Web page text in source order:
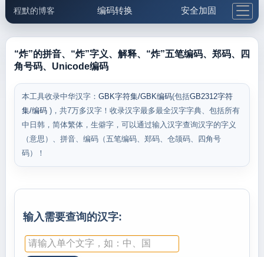
程默的博客 编码转换 安全加固
邮件工具 生活便民 更多工具
“炸”的拼音、“炸”字义、解释、“炸”五笔编码、郑码、四
角号码、Unicode编码
本工具收录中华汉字： GBK字符集/GBK编码(包括GB2312字符
集/编码 )，共7万多汉字！收录汉字最多最全汉字字典、包括所有
中日韩，简体繁体，生僻字，可以通过输入汉字查询汉字的字义
（意思）、拼音、编码（五笔编码、郑码、仓颉码、四角号
码）！
输入需要查询的汉字: